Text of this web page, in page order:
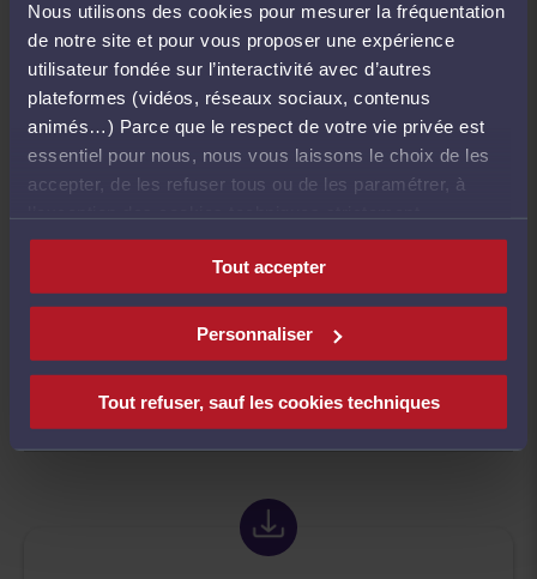
Nous utilisons des cookies pour mesurer la fréquentation
de notre site et pour vous proposer une expérience
utilisateur fondée sur l’interactivité avec d’autres
plateformes (vidéos, réseaux sociaux, contenus
animés…) Parce que le respect de votre vie privée est
essentiel pour nous, nous vous laissons le choix de les
accepter, de les refuser tous ou de les paramétrer, à
nécessaires au fonctionnement du site.
Tout accepter
Personnaliser
Tout refuser, sauf les cookies techniques
confusion générée entre les institutions judiciaire et
pénitentiaire. Enfin, le CNB regrette l’absence de
concertation préalable avec la profession d’avocat
et les barreaux concernés.
Le CNB réaffirme son attachement aux principes
prévalent pas sur les garanties essentielles du
procès équitable.
Ce contenu est bloqué.Cliquez ici pour
accepter les cookies.